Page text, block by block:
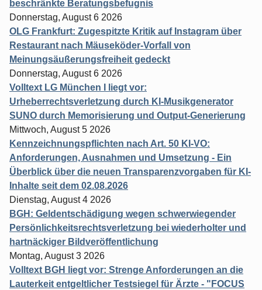
beschränkte Beratungsbefugnis
Donnerstag, August 6 2026
OLG Frankfurt: Zugespitzte Kritik auf Instagram über
Restaurant nach Mäuseköder-Vorfall von
Meinungsäußerungsfreiheit gedeckt
Donnerstag, August 6 2026
Volltext LG München I liegt vor:
Urheberrechtsverletzung durch KI-Musikgenerator
SUNO durch Memorisierung und Output-Generierung
Mittwoch, August 5 2026
Kennzeichnungspflichten nach Art. 50 KI-VO:
Anforderungen, Ausnahmen und Umsetzung - Ein
Überblick über die neuen Transparenzvorgaben für KI-
Inhalte seit dem 02.08.2026
Dienstag, August 4 2026
BGH: Geldentschädigung wegen schwerwiegender
Persönlichkeitsrechtsverletzung bei wiederholter und
hartnäckiger Bildveröffentlichung
Montag, August 3 2026
Volltext BGH liegt vor: Strenge Anforderungen an die
Lauterkeit entgeltlicher Testsiegel für Ärzte - "FOCUS